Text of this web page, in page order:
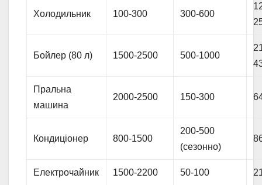
Холодильник 100-300 300-600
Бойлер (80 л) 1500-2500 500-1000
Пральна
машина
2000-2500 150-300
Кондиціонер 800-1500
200-500
(сезонно)
Електрочайник 1500-2200 50-100